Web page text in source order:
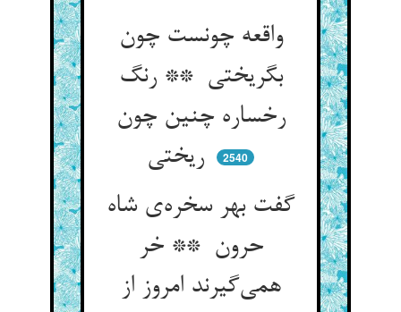
واقعه چونست چون
بگریختی ** رنگ
رخساره چنین چون
2540
گفت بهر سخره‌ی شاه
حرون ** خر
همی‌گیرند امروز از